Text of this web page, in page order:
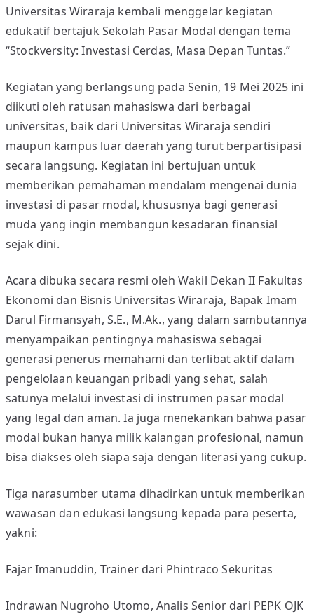
A
H
P
S
A
R
M
O
D
2
5
:
“
R
o
o
B
u
a
n
t
r
Universitas Wiraraja kembali menggelar kegiatan
edukatif bertajuk Sekolah Pasar Modal dengan tema
“Stockversity: Investasi Cerdas, Masa Depan Tuntas.”
Kegiatan yang berlangsung pada Senin, 19 Mei 2025 ini
diikuti oleh ratusan mahasiswa dari berbagai
universitas, baik dari Universitas Wiraraja sendiri
maupun kampus luar daerah yang turut berpartisipasi
secara langsung. Kegiatan ini bertujuan untuk
memberikan pemahaman mendalam mengenai dunia
investasi di pasar modal, khususnya bagi generasi
muda yang ingin membangun kesadaran finansial
sejak dini.
Acara dibuka secara resmi oleh Wakil Dekan II Fakultas
Ekonomi dan Bisnis Universitas Wiraraja, Bapak Imam
Darul Firmansyah, S.E., M.Ak., yang dalam sambutannya
menyampaikan pentingnya mahasiswa sebagai
generasi penerus memahami dan terlibat aktif dalam
pengelolaan keuangan pribadi yang sehat, salah
satunya melalui investasi di instrumen pasar modal
yang legal dan aman. Ia juga menekankan bahwa pasar
modal bukan hanya milik kalangan profesional, namun
bisa diakses oleh siapa saja dengan literasi yang cukup.
Tiga narasumber utama dihadirkan untuk memberikan
wawasan dan edukasi langsung kepada para peserta,
yakni:
Fajar Imanuddin, Trainer dari Phintraco Sekuritas
Indrawan Nugroho Utomo, Analis Senior dari PEPK OJK